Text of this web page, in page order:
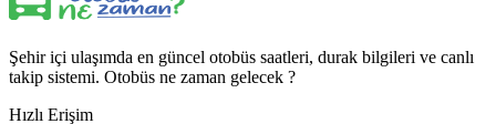
Şehir içi ulaşımda en güncel otobüs saatleri, durak bilgileri ve canlı
takip sistemi. Otobüs ne zaman gelecek ?
Hızlı Erişim